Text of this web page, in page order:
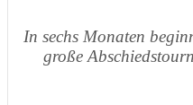
In sechs Monaten
große